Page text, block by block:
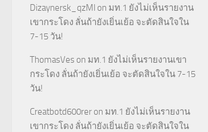
Dizaynersk_qzMl on มท.1 ยังไม่เห็นรายงาน
เขากระโดง ลั่นถ้ายังเยิ่นเย้อ จะตัดสินใจใน
7-15 วัน!
ThomasVes on มท.1 ยังไม่เห็นรายงานเขา
กระโดง ลั่นถ้ายังเยิ่นเย้อ จะตัดสินใจใน 7-15
วัน!
Creatbotd600rer on มท.1 ยังไม่เห็นรายงาน
เขากระโดง ลั่นถ้ายังเยิ่นเย้อ จะตัดสินใจใน